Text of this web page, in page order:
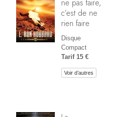
ne pas faire,
c’est de ne
rien faire
Disque
Compact
Tarif 15 €
Voir d’autres